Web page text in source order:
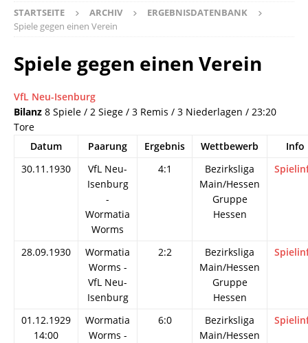
STARTSEITE ARCHIV
ERGEBNISDATENBANK
Spiele gegen einen Verein
Spiele gegen einen Verein
VfL Neu-Isenburg
Bilanz 8 Spiele / 2 Siege / 3 Remis / 3 Niederlagen / 23:20
Tore
Datum
Paarung Ergebnis Wettbewerb
Info
30.11.1930
VfL Neu-
Isenburg
-
Wormatia
Worms
4:1
Bezirksliga
Main/Hessen
Gruppe
Hessen
28.09.1930
Wormatia
Worms -
VfL Neu-
Isenburg
2:2
Bezirksliga
Main/Hessen
Gruppe
Hessen
01.12.1929
14:00
Wormatia
Worms -
6:0
Bezirksliga
Main/Hessen